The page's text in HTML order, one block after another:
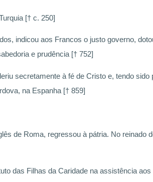
[† c. 250]
indicou aos Francos o justo governo,
e prudência [† 752]
secretamente à fé de Cristo e, tendo
na Espanha [† 859]
de Roma, regressou à pátria. No reinado
das Filhas da Caridade na assistência